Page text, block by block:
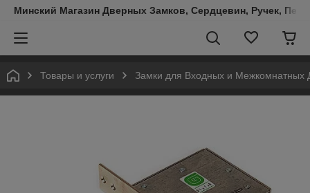
Минский Магазин Дверных Замков, Сердцевин, Ручек,
Товары и услуги Замки для Входных и Межкомнатных